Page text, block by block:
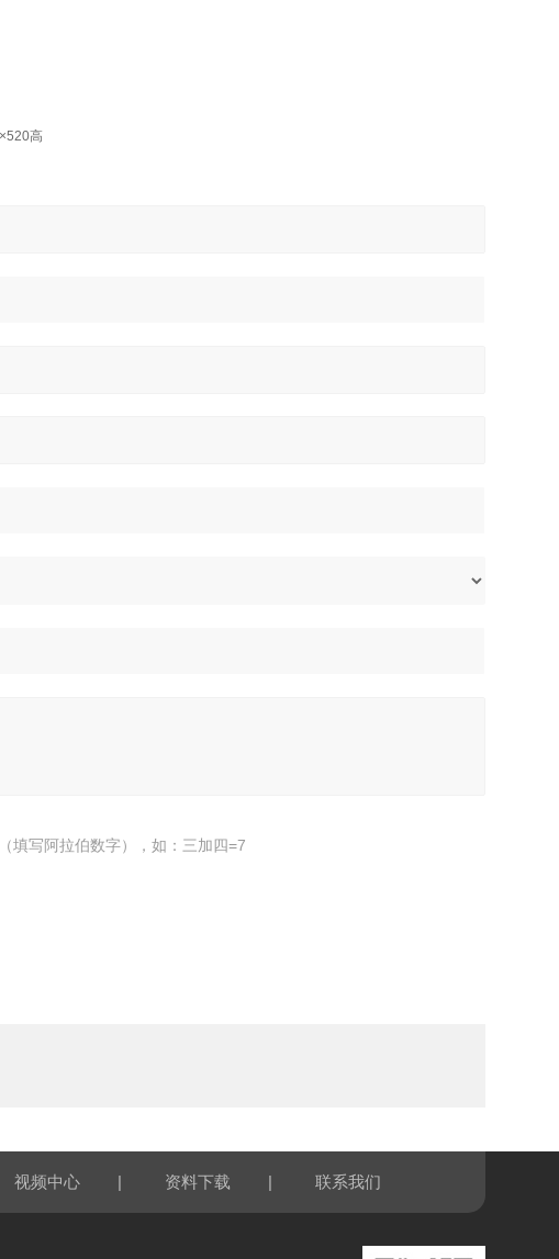
高
填写阿拉伯数字），如：三加四=7
视频中心 | 资料下载 | 联系我们